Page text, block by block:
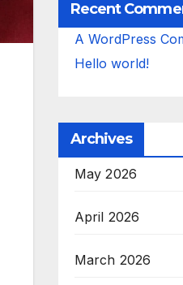
Recent
A WordPress
Hello world!
Archives
May 2026
April 2026
March 2026